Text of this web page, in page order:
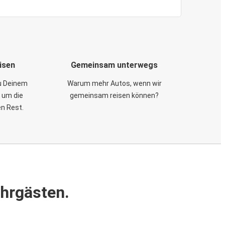
Deinem
die
Rest.
Gemeinsam unterwegs
Warum mehr Autos, wenn wir
gemeinsam reisen können?